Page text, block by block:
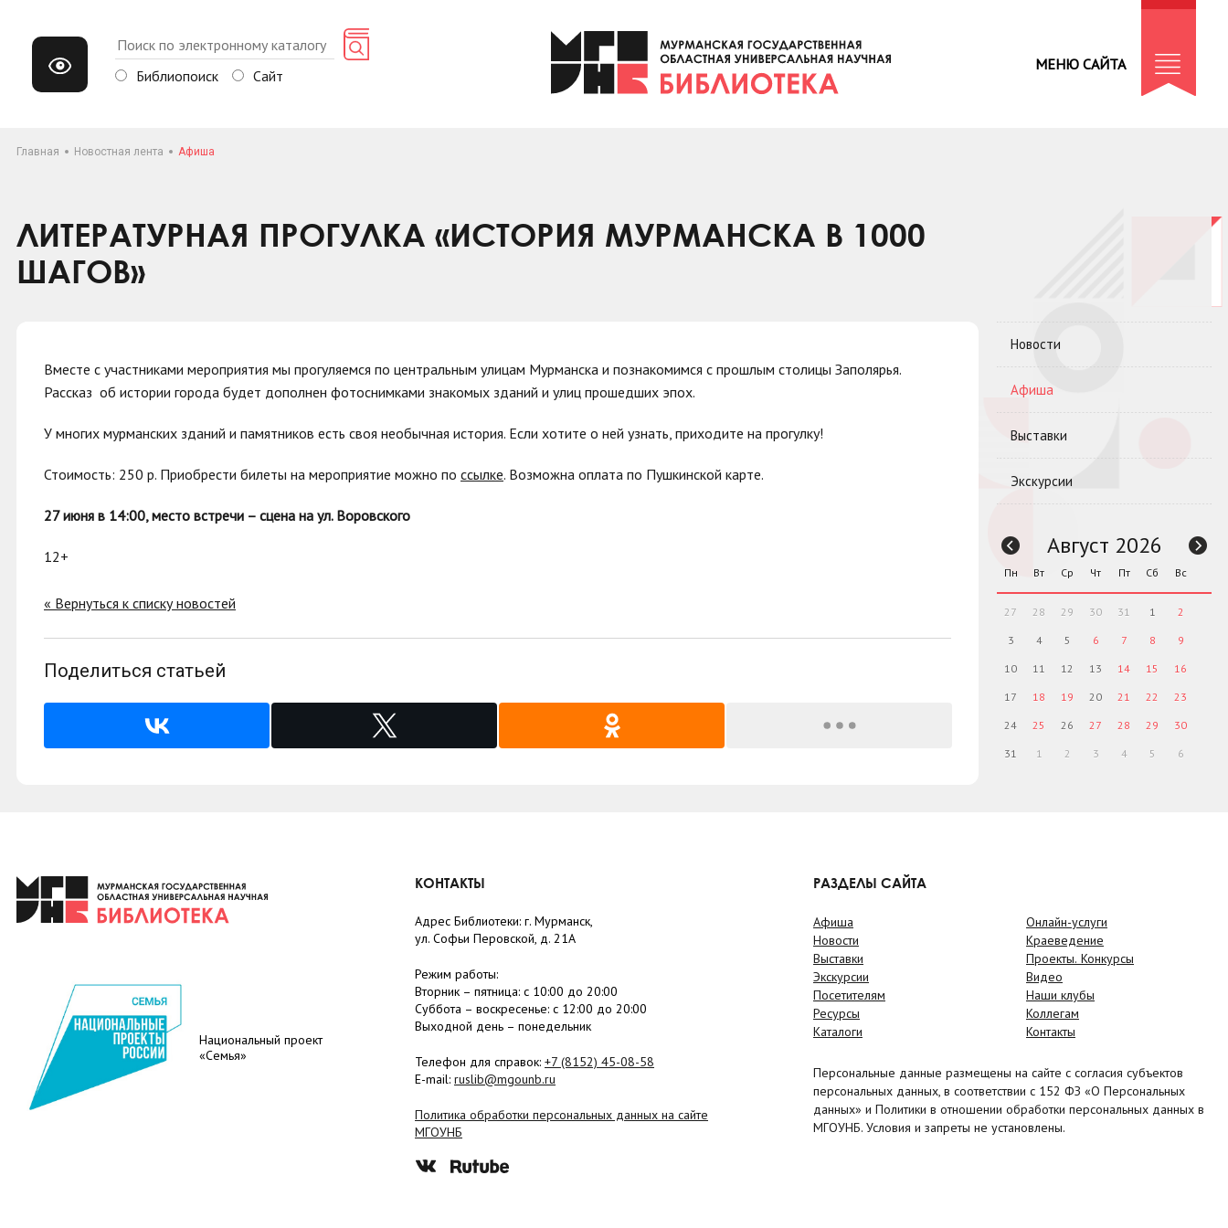
Библиопоиск Сайт
МЕНЮ САЙТА
Главная Новостная лента Афиша
ЛИТЕРАТУРНАЯ ПРОГУЛКА «ИСТОРИЯ МУРМАНСКА В 1000
ШАГОВ»
Вместе с участниками мероприятия мы прогуляемся по центральным улицам Мурманска и познакомимся с прошлым столицы Заполярья.
Рассказ об истории города будет дополнен фотоснимками знакомых зданий и улиц прошедших эпох.
У многих мурманских зданий и памятников есть своя необычная история. Если хотите о ней узнать, приходите на прогулку!
Стоимость: 250 р. Приобрести билеты на мероприятие можно по ссылке. Возможна оплата по Пушкинской карте.
27 июня в 14:00,место встречи – сцена на ул. Воровского
12+
« Вернуться к списку новостей
Поделиться статьей
Новости
Афиша
Выставки
Экскурсии
Август 2026
Пн Вт Ср Чт Пт Сб Вс
27 28 29 30 31 1 2
3 4 5 6 7 8 9
10 11 12 13 14 15 16
17 18 19 20 21 22 23
24 25 26 27 28 29 30
31 1 2 3 4 5 6
Национальный проект
«Семья»
КОНТАКТЫ
Адрес Библиотеки: г. Мурманск,
ул. Софьи Перовской, д. 21А
Режим работы:
Вторник – пятница: с 10:00 до 20:00
Суббота – воскресенье: c 12:00 до 20:00
Выходной день – понедельник
Телефон для справок: +7 (8152) 45-08-58
E-mail: ruslib@mgounb.ru
Политика обработки персональных данных на сайте
МГОУНБ
РАЗДЕЛЫ САЙТА
Афиша
Новости
Выставки
Экскурсии
Посетителям
Ресурсы
Каталоги
Онлайн-услуги
Краеведение
Проекты. Конкурсы
Видео
Наши клубы
Коллегам
Контакты
Персональные данные размещены на сайте с согласия субъектов
персональных данных, в соответствии с 152 ФЗ «О Персональных
данных» и Политики в отношении обработки персональных данных в
МГОУНБ. Условия и запреты не установлены.